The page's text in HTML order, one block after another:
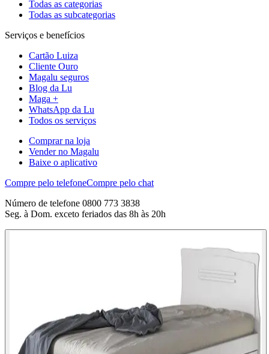
Todas as categorias
Todas as subcategorias
Serviços e benefícios
Cartão Luiza
Cliente Ouro
Magalu seguros
Blog da Lu
Maga +
WhatsApp da Lu
Todos os serviços
Comprar na loja
Vender no Magalu
Baixe o aplicativo
Compre pelo telefoneCompre pelo chat
Número de telefone 0800 773 3838
Seg. à Dom. exceto feriados das 8h às 20h